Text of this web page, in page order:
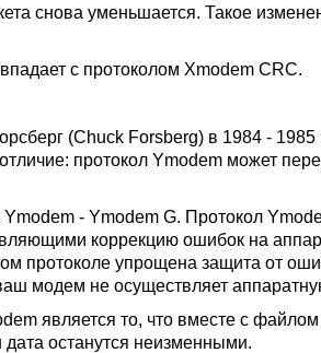
снова уменьшается. Такое
с протоколом Xmodem CRC.
(Chuck Forsberg) в 1984 -
протокол Ymodem может
- Ymodem G. Протокол
коррекцию ошибок на
протоколе упрощена защита от
модем не осуществляет
является то, что вместе с
останутся неизменными.